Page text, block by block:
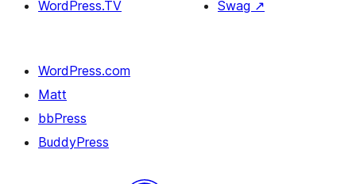
WordPress.TV
Swag ↗
WordPress.com
Matt
bbPress
BuddyPress